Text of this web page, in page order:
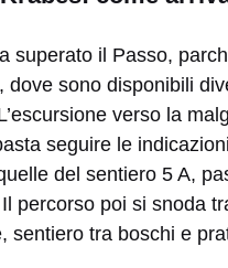
superato il Passo,
dove sono disponibili
verso la
seguire le
del sentiero 5 A,
percorso poi si snoda
sentiero tra boschi e